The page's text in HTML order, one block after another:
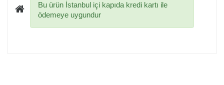
Bu ürün İstanbul içi kapıda kredi kartı ile
ödemeye uygundur